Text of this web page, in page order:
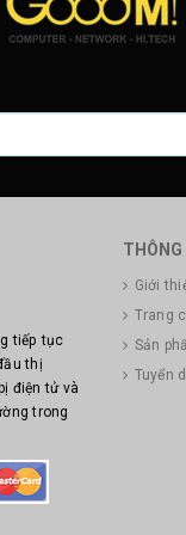
tiếp tục
thị
điện tử và
trong
Giới
Trang
Sản
Tuyển